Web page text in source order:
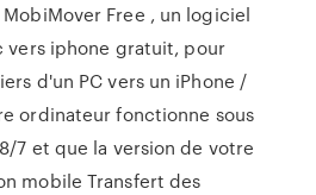
Free , un logiciel
iphone gratuit, pour
d'un PC vers un iPhone /
ordinateur fonctionne sous
7 et que la version de votre
mobile Transfert des